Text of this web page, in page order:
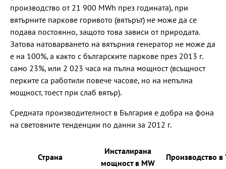
производство от 21 900 MWh през годината), при
вятърните паркове горивото (вятърът) не може да се
подава постоянно, защото това зависи от природата.
Затова натоварването на вятърния генератор не може да
е на 100%, а както с българските паркове през 2013 г.
само 23%, или 2 023 часа на пълна мощност (всъщност
перките са работили повече часове, но на непълна
мощност, тоест при слаб вятър).
Средната производителност в България е добра на фона
на световните тенденции по данни за 2012 г.
Страна
Инсталирана
мощност в MW
Производство в